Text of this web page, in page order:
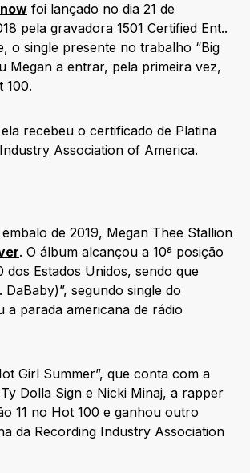
foi lançado no dia 21 de
pela gravadora 1501 Certified Ent..
o single presente no trabalho “Big
Megan a entrar, pela primeira vez,
100.
recebeu o certificado de Platina
Association of America.
de 2019, Megan Thee Stallion
. O álbum alcançou a 10ª posição
dos Estados Unidos, sendo que
DaBaby)”, segundo single do
a parada americana de rádio
Girl Summer”, que conta com a
Dolla Sign e Nicki Minaj, a rapper
11 no Hot 100 e ganhou outro
da Recording Industry Association